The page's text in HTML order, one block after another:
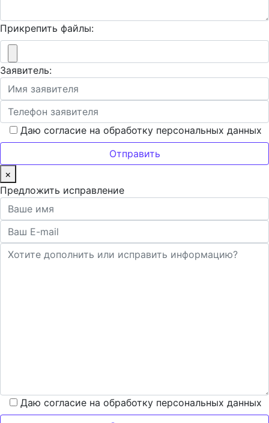
Прикрепить файлы:
Заявитель:
Даю согласие на обработку персональных данных
×
Предложить исправление
Даю согласие на обработку персональных данных